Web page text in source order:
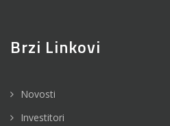
Brzi Linkovi
Novosti
Investitori